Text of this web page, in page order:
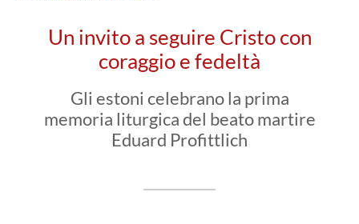
Un invito a seguire Cristo con
coraggio e fedeltà
Gli estoni celebrano la prima
memoria liturgica del beato martire
Eduard Profittlich